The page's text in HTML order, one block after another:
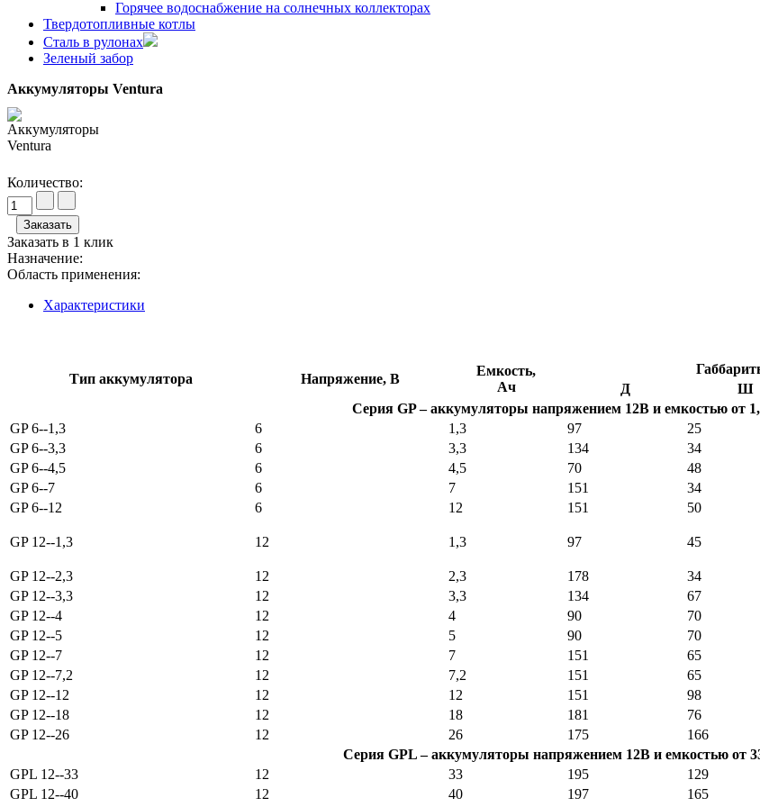
Горячее водоснабжение на солнечных коллекторах
Твердотопливные котлы
Сталь в рулонах
Зеленый забор
Аккумуляторы Ventura
Количество:
Заказать в 1 клик
Назначение:
Область применения:
Характеристики
Тип аккумулятора Напряжение, B
Емкость,
Ач
Д Ш
Серия GP – аккумуляторы напряжением 12В и емкостью от
GP 6-‐1,3
6 1,3 97 25
GP 6-‐3,3
6 3,3 134 34
GP 6-‐4,5
6 4,5 70 48
GP 6-‐7
6 7 151 34
GP 6-‐12
6 12 151 50
GP 12-‐1,3 12 1,3 97 45
GP 12-‐2,3 12 2,3 178 34
GP 12-‐3,3
12 3,3 134 67
GP 12-‐4
12 4 90 70
GP 12-‐5
12 5 90 70
GP 12-‐7
12 7 151 65
GP 12-‐7,2
12 7,2 151 65
GP 12-‐12
12 12 151 98
GP 12-‐18
12 18 181 76
GP 12-‐26
12 26 175 166
Серия GPL – аккумуляторы напряжением 12В и емкостью от
GPL 12-‐33
12 33 195 129
GPL 12-‐40
12 40 197 165